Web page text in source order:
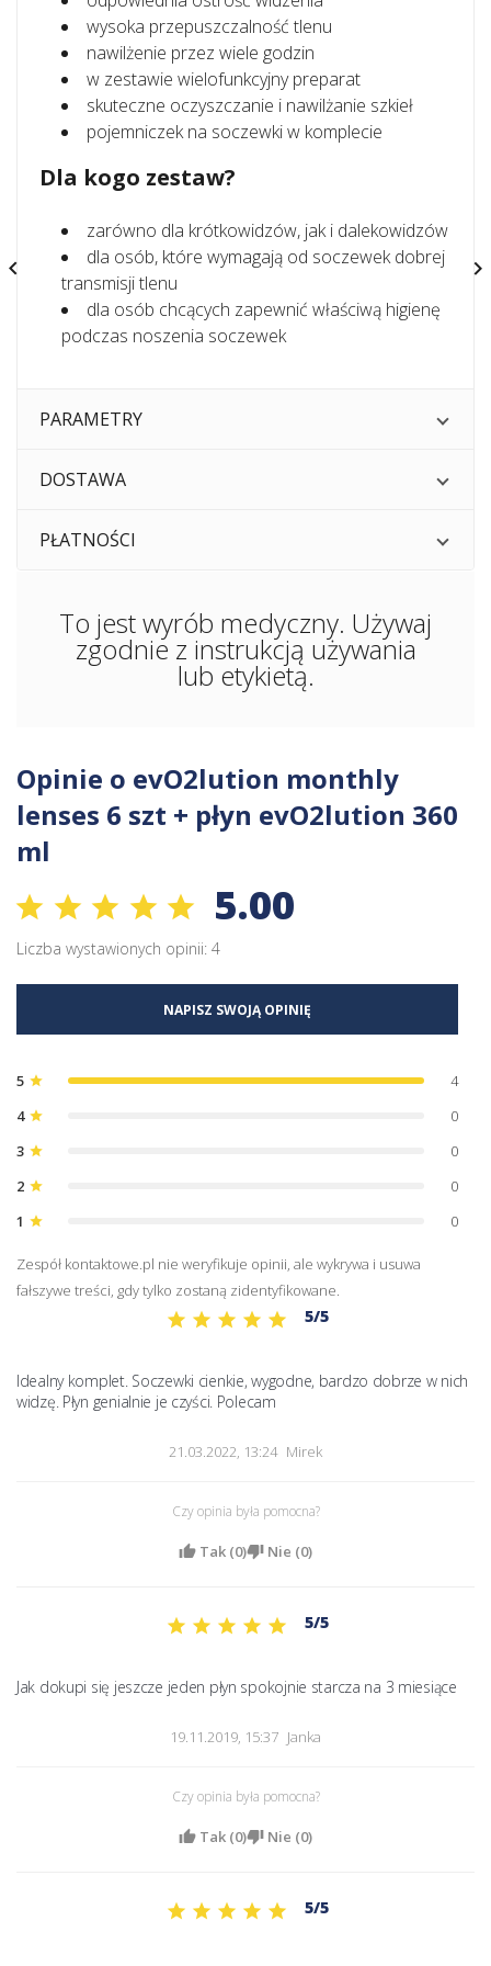
PARAMETRY
DOSTAWA
PŁATNOŚCI
wysoka przepuszczalność tlenu
nawilżenie przez wiele godzin
w zestawie wielofunkcyjny preparat
skuteczne oczyszczanie i nawilżanie szkieł
pojemniczek na soczewki w komplecie
Dla kogo zestaw?
zarówno dla krótkowidzów, jak i dalekowidzów
dla osób, które wymagają od soczewek dobrej
transmisji tlenu
dla osób chcących zapewnić właściwą higienę
podczas noszenia soczewek
To jest wyrób medyczny. Używaj
zgodnie z instrukcją używania
lub etykietą.
Opinie o evO2lution monthly
lenses 6 szt + płyn evO2lution 360
ml
5.00
Liczba wystawionych opinii: 4
NAPISZ SWOJĄ OPINIĘ
5 star
4
4 star
0
3 star
0
2 star
0
1 star 0
Zespół kontaktowe.pl nie weryfikuje opinii, ale wykrywa i usuwa
fałszywe treści, gdy tylko zostaną zidentyfikowane.
5/5
Idealny komplet. Soczewki cienkie, wygodne, bardzo dobrze w nich
widzę. Płyn genialnie je czyści. Polecam
21.03.2022, 13:24 Mirek
Czy opinia była pomocna?
Tak (0) Nie (0)
5/5
Jak dokupi się jeszcze jeden płyn spokojnie starcza na 3 miesiące
19.11.2019, 15:37 Janka
Czy opinia była pomocna?
Tak (0) Nie (0)
5/5
 